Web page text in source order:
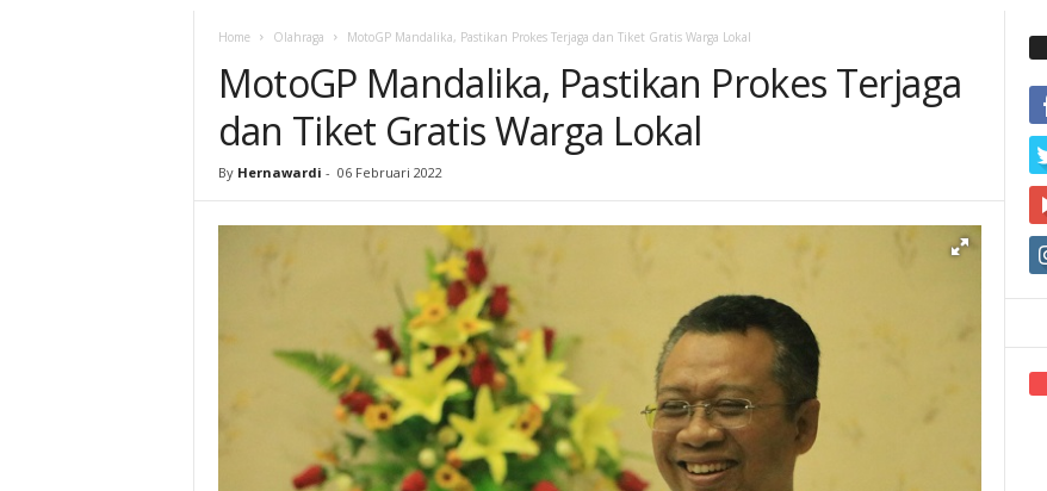
Home Olahraga MotoGP Mandalika, Pastikan Prokes Terjaga dan Tiket Gratis Warga Lokal
MotoGP Mandalika, Pastikan Prokes Terjaga
dan Tiket Gratis Warga Lokal
By Hernawardi - 06 Februari 2022